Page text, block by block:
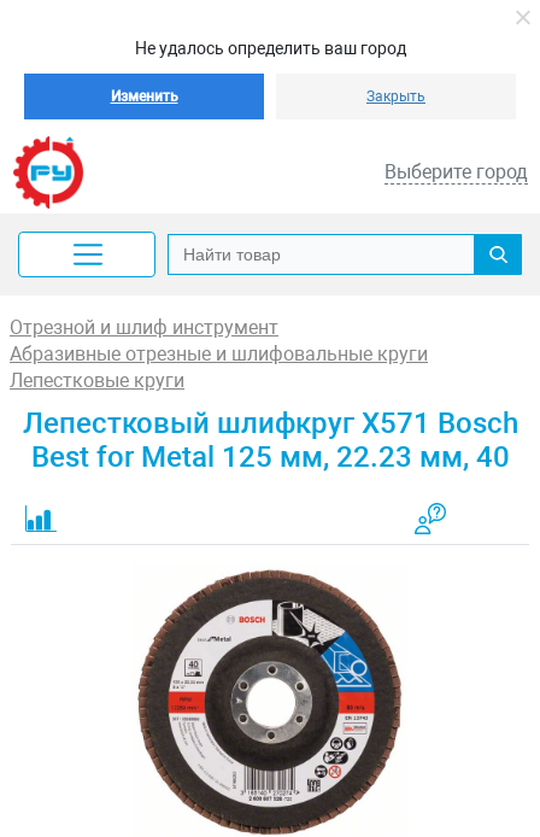
Не удалось определить ваш город
Изменить Закрыть
Выберите город
Отрезной и шлиф инструмент
Абразивные отрезные и шлифовальные круги
Лепестковые круги
Лепестковый шлифкруг X571 Bosch
Best for Metal 125 мм, 22.23 мм, 40